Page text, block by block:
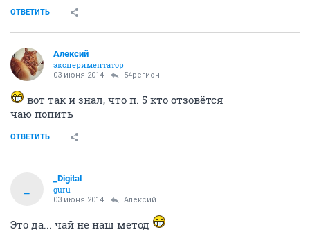
ОТВЕТИТЬ
Алексий
экспериментатор
03 июня 2014 54регион
вот так и знал, что п. 5 кто отзовётся
чаю попить
ОТВЕТИТЬ
_Digital
guru
03 июня 2014 Алексий
Это да... чай не наш метод